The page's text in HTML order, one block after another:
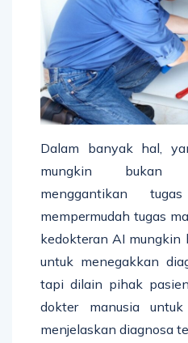
Dalam banyak hal,
mungkin bukan
menggantikan
mempermudah tugas
kedokteran AI mungkin
untuk menegakkan
tapi dilain pihak
dokter manusia
menjelaskan diagnosa